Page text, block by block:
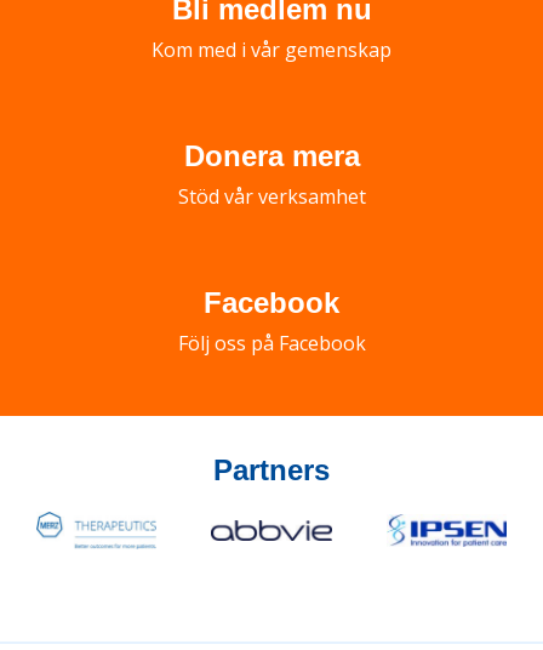
Bli medlem nu
Kom med i vår gemenskap
Donera mera
Stöd vår verksamhet
Facebook
Följ oss på Facebook
Partners